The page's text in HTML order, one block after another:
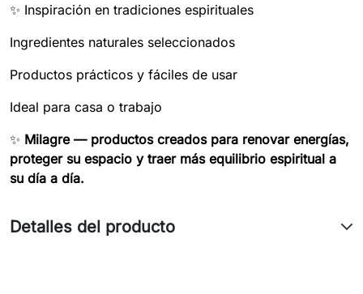
✨ Inspiración en tradiciones espirituales
Ingredientes naturales seleccionados
Productos prácticos y fáciles de usar
Ideal para casa o trabajo
✨ Milagre — productos creados para renovar energías,
proteger su espacio y traer más equilibrio espiritual a
su día a día.
Detalles del producto